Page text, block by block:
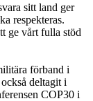
sitt land ger
respekteras.
ge vårt fulla stöd
förband i
deltagit i
COP30 i